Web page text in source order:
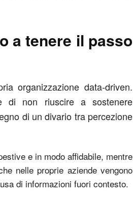
a tenere il passo
organizzazione data-driven.
di non riuscire a sostenere
di un divario tra percezione
e in modo affidabile, mentre
nelle proprie aziende vengono
di informazioni fuori contesto.